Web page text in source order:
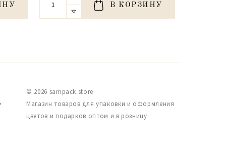
В КОРЗИНУ
© 2026 sampack.store
Магазин товаров для упаковки и оформления
цветов и подарков оптом и в розницу